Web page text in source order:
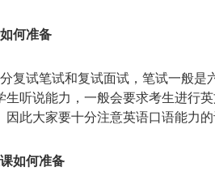
何准备
复试笔试和复试面试，笔试一般
生听说能力，一般会要求考生进行
因此大家要十分注意英语口语能力
如何准备